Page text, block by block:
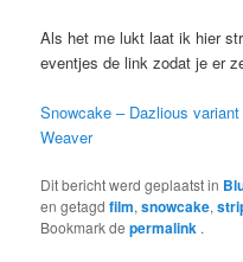
Als het me lukt laat ik hier
eventjes de link zodat je er
Snowcake – Dazlious
Weaver
Dit bericht werd geplaatst in
en getagdfilm,snowcake,
Bookmark depermalink .